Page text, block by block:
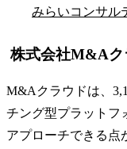
みらいコンサル
株式会社M&Aク
M&Aクラウドは、
チング型プラットフ
アプローチできる点